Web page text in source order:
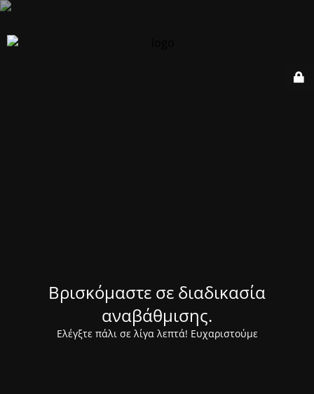
Βρισκόμαστε σε διαδικασία
αναβάθμισης.
Ελέγξτε πάλι σε λίγα λεπτά! Ευχαριστούμε